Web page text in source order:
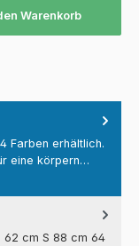
Warenkorb
Farben erhältlich.
eine körpern…
62 cm S 88 cm 64